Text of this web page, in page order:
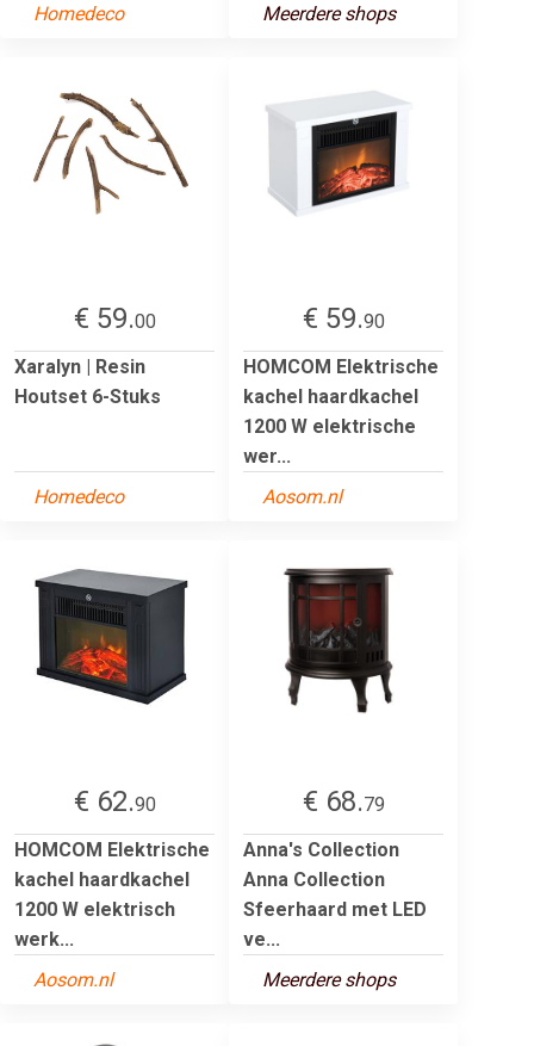
Homedeco Meerdere shops
€ 59.00
Xaralyn | Resin
Houtset 6-Stuks
Homedeco
€ 59.90
HOMCOM Elektrische
kachel haardkachel
1200 W elektrische
wer...
Aosom.nl
€ 62.90
HOMCOM Elektrische
kachel haardkachel
1200 W elektrisch
werk...
Aosom.nl
€ 68.79
Anna's Collection
Anna Collection
Sfeerhaard met LED
ve...
Meerdere shops